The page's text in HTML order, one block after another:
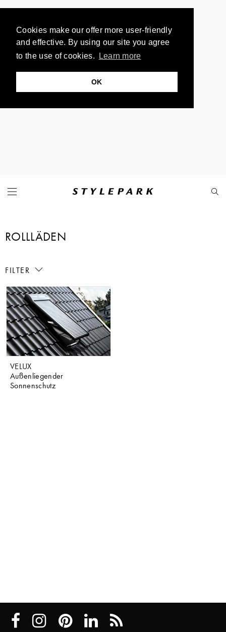
Cookies make our offer more user-friendly
and effective. By using our site you agree
to the use of cookies.
Learn more
OK
ROLLLÄDEN
FILTER
VELUX
Außenliegender
Sonnenschutz